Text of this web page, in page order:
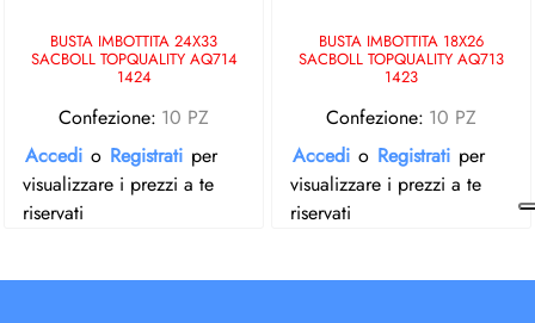
BUSTA IMBOTTITA 24X33
SACBOLL TOPQUALITY AQ714
1424
Confezione: 10 PZ
Accedi o Registrati per
visualizzare i prezzi a te
riservati
BUSTA IMBOTTITA 18X26
SACBOLL TOPQUALITY AQ713
1423
Confezione: 10 PZ
Accedi o Registrati per
visualizzare i prezzi a te
riservati